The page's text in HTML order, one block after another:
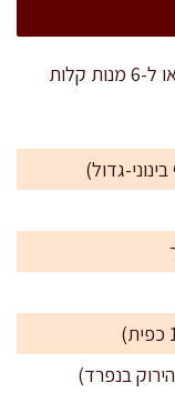
המתכון מתאים ל-4 מנות עיקריות נדיבות, או ל-6 מנות קלות